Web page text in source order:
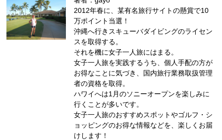
2012年春に、某有名旅行サイトの懸賞で10
万ポイント当選！
沖縄へ行きスキューバダイビングのライセン
スを取得する。
それを機に女子一人旅にはまる。
女子一人旅を実践するうち、個人手配の方が
お得なことに気づき、国内旅行業務取扱管理
者の資格を取得。
ハワイへは1月のソニーオープンを楽しみに
行くことが多いです。
女子一人旅のおすすめスポットやゴルフ・シ
ョッピングのお得な情報などを、楽しくお届
けします！